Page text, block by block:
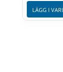
LÄGG I